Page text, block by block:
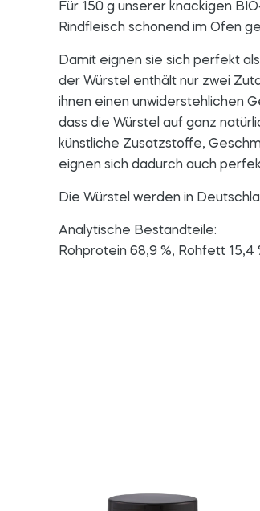
Für 150 g unserer knackigen
Rindfleisch schonend im Ofen
Damit eignen sie sich perfekt
der Würstel enthält nur zwei
ihnen einen unwiderstehlichen
dass die Würstel auf ganz
künstliche Zusatzstoffe,
eignen sich dadurch auch
Die Würstel werden in
Analytische Bestandteile:
Rohprotein 68,9 %, Rohfett 15,4